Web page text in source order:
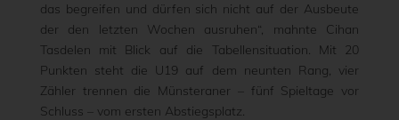
das begreifen und dürfen sich nicht auf der Ausbeute
der den letzten Wochen ausruhen“, mahnte Cihan
Tasdelen mit Blick auf die Tabellensituation. Mit 20
Punkten steht die U19 auf dem neunten Rang, vier
Zähler trennen die Münsteraner – fünf Spieltage vor
Schluss – vom ersten Abstiegsplatz.